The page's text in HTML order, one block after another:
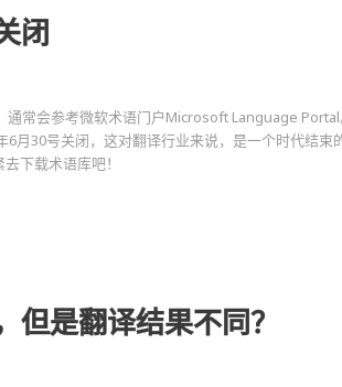
闭
常会参考微软术语门户Microsoft Language
月30号关闭，这对翻译行业来说，是一个时代结束
下载术语库吧！
但是翻译结果不同？